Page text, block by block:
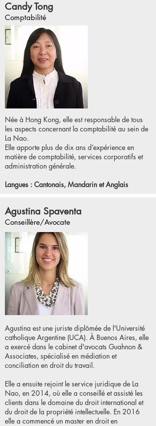
Candy Tong
Comptabilité
Née à Hong Kong, elle est responsable de tous
les aspects concernant la comptabilité au sein de
La Nao.
Elle apporte plus de dix ans d’expérience en
matière de comptabilité, services corporatifs et
administration générale.
Langues : Cantonais, Mandarin et Anglais
Agustina Spaventa
Conseillère/Avocate
Agustina est une juriste diplômée de l'Université
catholique Argentine (UCA). À Buenos Aires, elle
a exercé dans le cabinet d'avocats Guahnon &
Associates, spécialisé en médiation et
conciliation en droit du travail.
Elle a ensuite rejoint le service juridique de La
Nao, en 2014, où elle a conseillé et assisté les
clients dans le domaine du droit international et
du droit de la propriété intellectuelle. En 2016
elle a commencé un master en droit en